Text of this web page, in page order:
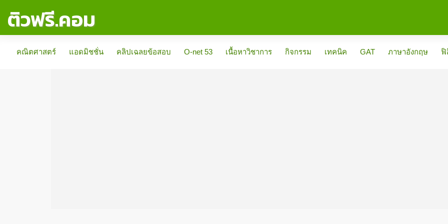
ติวฟรี.คอม
คณิตศาสตร์
แอดมิชชั่น คลิปเฉลยข้อสอบ O-net 53 เนื้อหาวิชาการ กิจกรรม เทคนิค GAT ภาษาอังกฤษ ฟิ